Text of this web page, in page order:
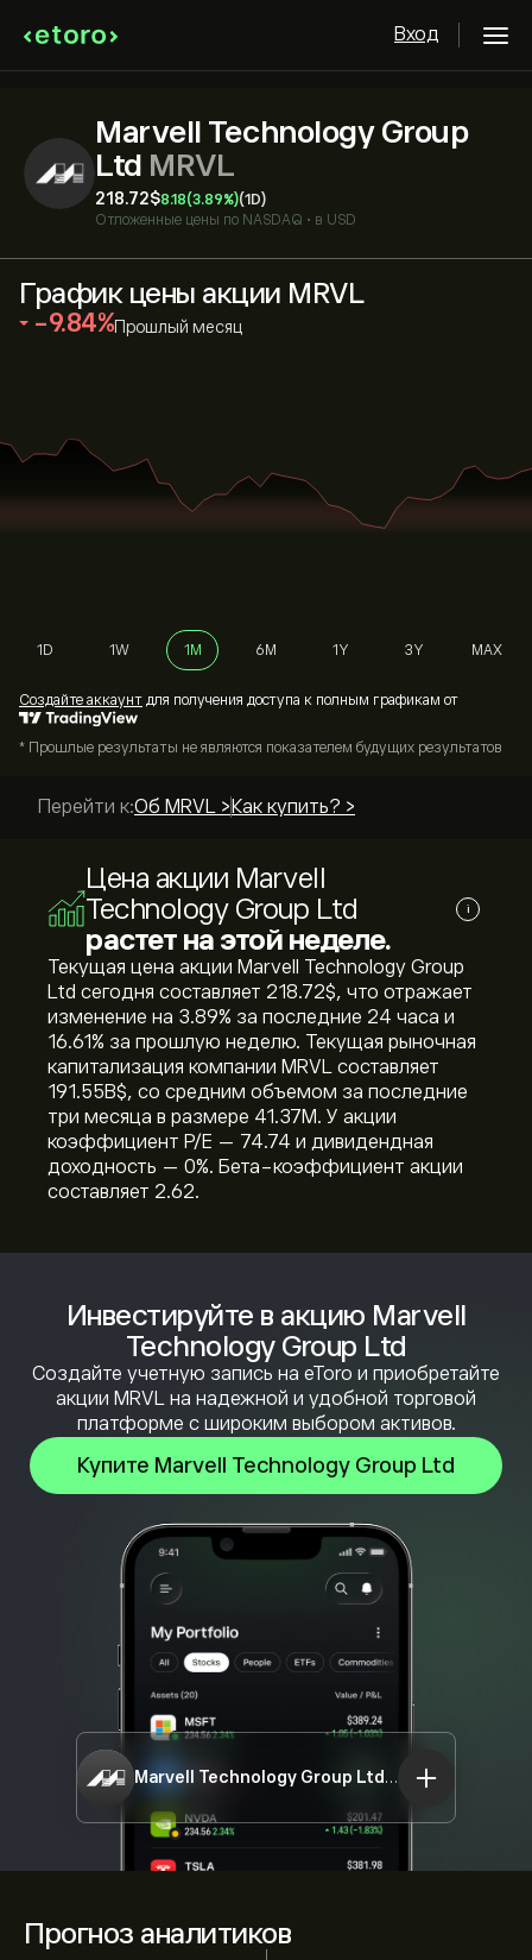
Вход
Marvell Technology Group
Ltd MRVL
218.72‎$‎8.18(3.89%)(1D)
Отложенные цены по NASDAQ • в USD
Прогноз аналитиков
Инвестируйте в акцию Marvell
Technology Group Ltd
Создайте учетную запись на eToro и приобретайте
акции MRVL на надежной и удобной торговой
платформе с широким выбором активов.
Купите Marvell Technology Group Ltd
Marvell Technology Group LtdMRVL
График цены акции MRVL
‎-9.84‎ Прошлый месяц
1D 1W 1M 6M 1Y 3Y MAX
Cоздайте аккаунт для получения доступа к полным графикам от
* Прошлые результаты не являются показателем будущих результатов
Перейти к:Об MRVL > Как купить? >
Цена акции Marvell
Technology Group Ltd
растет на этой неделе.
i
Текущая цена акции Marvell Technology Group
Ltd сегодня составляет 218.72‎$‎, что отражает
изменение на ‎3.89‎% за последние 24 часа и
‎16.61‎% за прошлую неделю. Текущая рыночная
капитализация компании MRVL составляет
191.55B‎$‎, со средним объемом за последние
три месяца в размере 41.37M. У акции
коэффициент P/E — 74.74 и дивидендная
доходность — 0%. Бета-коэффициент акции
составляет 2.62.